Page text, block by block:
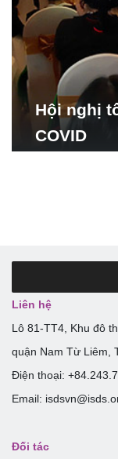
Hội nghị
COVID
Liên hệ
Lô 81-TT4, Khu đô
quận Nam Từ Liêm,
Điện thoại:
Email:
Đối tác